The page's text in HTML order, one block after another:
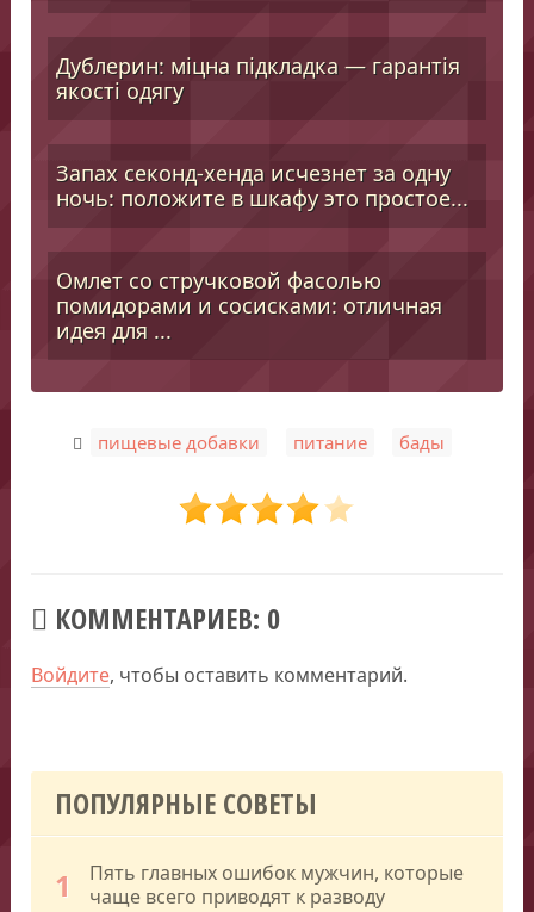
Дублерин: міцна підкладка — гарантія
якості одягу
Запах секонд-хенда исчезнет за одну
ночь: положите в шкафу это простое...
Омлет со стручковой фасолью
помидорами и сосисками: отличная
идея для ...
пищевые добавки питание бады
КОММЕНТАРИЕВ: 0
Войдите, чтобы оставить комментарий.
ПОПУЛЯРНЫЕ СОВЕТЫ
1
Пять главных ошибок мужчин, которые
чаще всего приводят к разводу